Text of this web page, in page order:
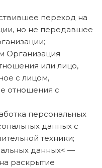
переход на
но не передавшее
Организация
или лицо,
с лицом,
отношения с
персональных
данных с
техники;
данных< —
раскрытие